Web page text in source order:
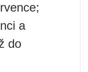
a
do